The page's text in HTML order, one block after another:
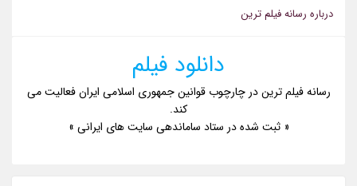
درباره رسانه فيلم ترين
دانلود فیلم
رسانه فیلم ترین در چارچوب قوانین جمهوری اسلامی ایران فعالیت می
کند.
« ثبت شده در ستاد ساماندهی سایت های ایرانی »